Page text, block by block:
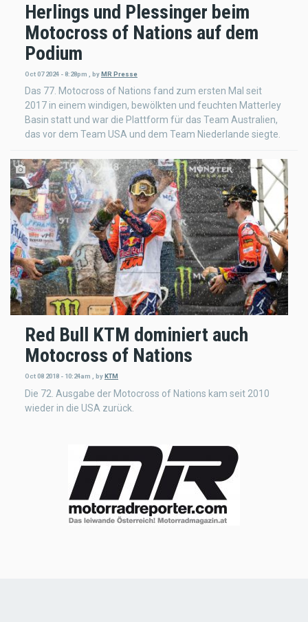
Herlings und Plessinger beim
Motocross of Nations auf dem
Podium
Oct 07 2024 - 8:28pm byMR Presse
Das 77. Motocross of Nations fand zum ersten Mal seit
2017 in einem windigen, bewölkten und feuchten Matterley
Basin statt und war die Plattform für das Team Australien,
das vor dem Team USA und dem Team Niederlande siegte.
Red Bull KTM dominiert auch
Motocross of Nations
Oct 08 2018 - 10:24am byKTM
Die 72. Ausgabe der Motocross of Nations kam seit 2010
wieder in die USA zurück.